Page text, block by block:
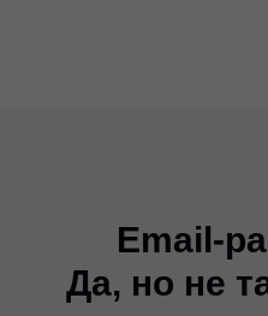
Email-
Да, но не